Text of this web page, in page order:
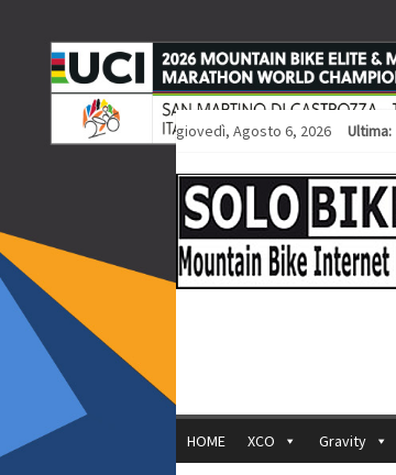
giovedì, Agosto 6, 2026 Ultima:
HOME XCO Gravity